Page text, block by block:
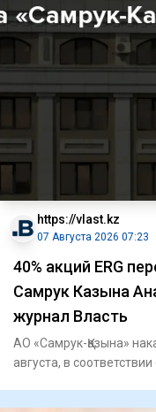
https://vlast.kz
07 Августа 2026 07:23
40% акций ERG
Самрук Казына
журнал Власть
АО «Самрук-Қазына»
августа, в